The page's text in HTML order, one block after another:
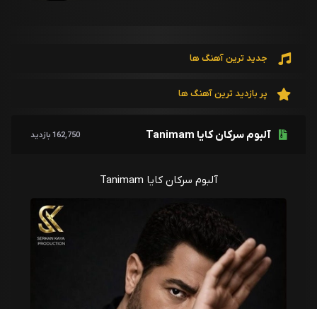
آلبوم سرکان کایا Tanimam 162,750 بازدید
آلبوم سرکان کایا Tanimam
جدید ترین آهنگ ها
پر بازدید ترین آهنگ ها